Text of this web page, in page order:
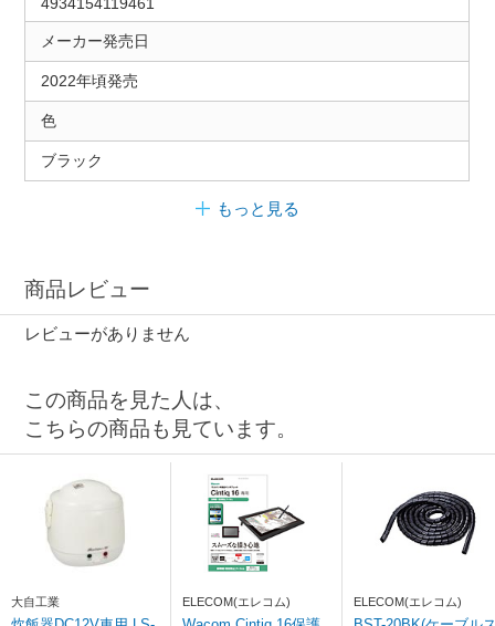
4934154119461
メーカー発売日
2022年頃発売
色
ブラック
もっと見る
商品レビュー
レビューがありません
この商品を見た人は、
こちらの商品も見ています。
大自工業 ELECOM(エレコム) ELECOM(エレコム)